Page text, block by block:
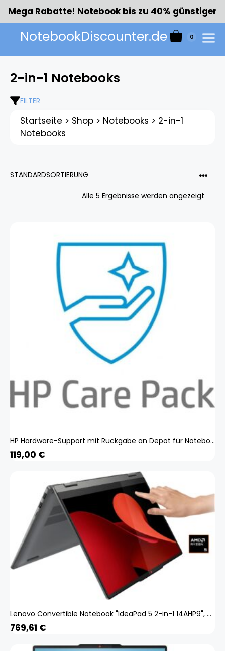
Zum
Inhalt
springen
Mega Rabatte! Notebook bis zu 40% günstiger
NotebookDiscounter.de 0
Menü
2-in-1 Notebooks
FILTER
Startseite > Shop > Notebooks > 2-in-1
Notebooks
Alle 5 Ergebnisse werden angezeigt
HP Hardware-Support mit Rückgabe an Depot für Notebooks, 2 Jahre (1 m), Netzwerkkabel
119,00 €
Lenovo Convertible Notebook "IdeaPad 5 2-in-1 14AHP9", 35,56 cm, / 14 Zoll, AMD, Ryzen 5, Radeon 760M, 512 GB SSD Mondgrau 16 GB RAM 512 GB SSD
769,61 €